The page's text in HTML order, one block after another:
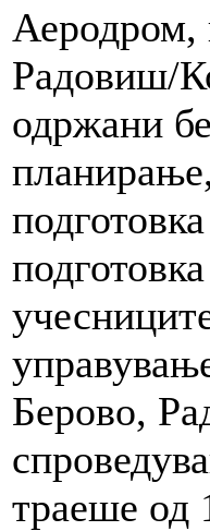
Аеродром,
Радовиш/
одржани
Берово,
траеше од